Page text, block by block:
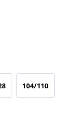
104/110